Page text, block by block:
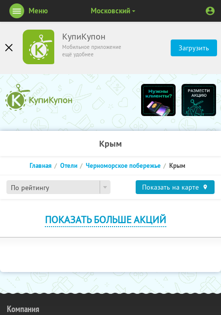
КупиКупон
Мобильное приложение
ещё удобнее
Загрузить
Меню Московский
Крым
По рейтингу
Главная Отели Черноморское побережье Крым
Показать на карте
ПОКАЗАТЬ БОЛЬШЕ АКЦИЙ
Компания